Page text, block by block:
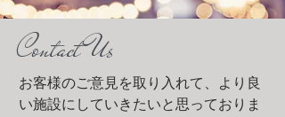
Contact Us
お客様のご意見を取り入れて、より良
い施設にしていきたいと思っておりま